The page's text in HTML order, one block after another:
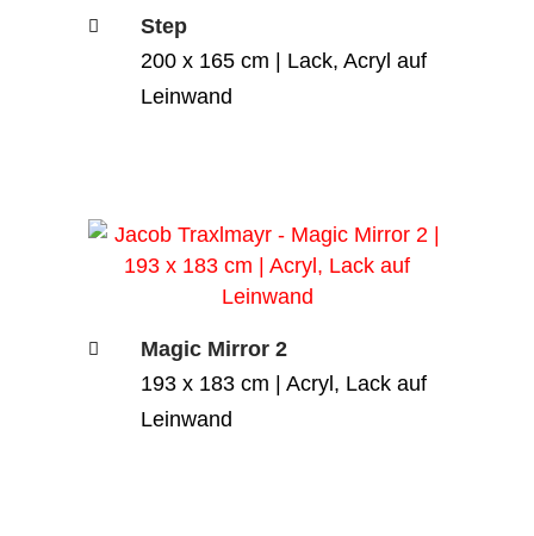
Step
200 x 165 cm | Lack, Acryl auf
Leinwand
Magic Mirror 2
193 x 183 cm | Acryl, Lack auf
Leinwand